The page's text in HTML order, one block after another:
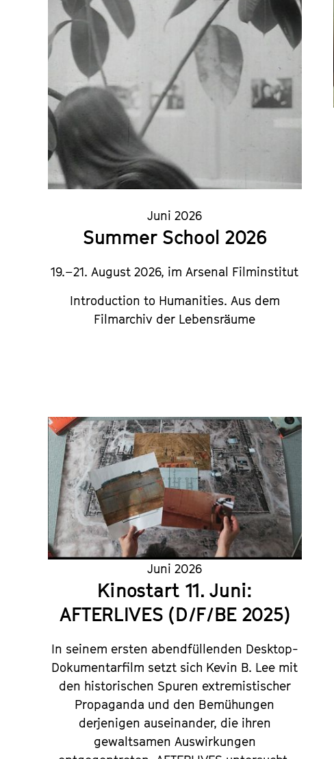
Juni 2026
Summer School 2026
19.–21. August 2026, im Arsenal Filminstitut
Introduction to Humanities. Aus dem
Filmarchiv der Lebensräume
Juni 2026
Kinostart 11. Juni:
AFTERLIVES (D/F/BE 2025)
In seinem ersten abendfüllenden Desktop-
Dokumentarfilm setzt sich Kevin B. Lee mit
den historischen Spuren extremistischer
Propaganda und den Bemühungen
derjenigen auseinander, die ihren
gewaltsamen Auswirkungen